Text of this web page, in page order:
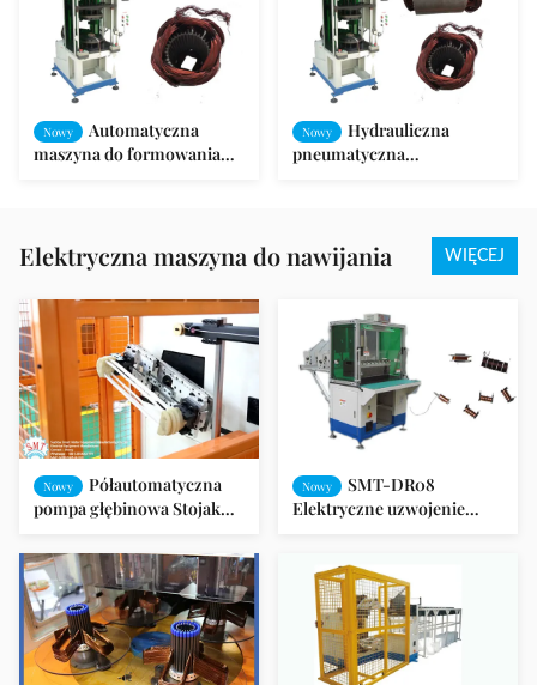
Nowy
Automatyczna
maszyna do formowania
Nowy
Hydrauliczna
pneumatyczna
Elektryczna maszyna do nawijania WIĘCEJ
Nowy
Półautomatyczna
pompa głębinowa Stojak
uzwojenia Maszyna 5,5 kW /
uzwojenie
Nowy
SMT-DR08
Elektryczne uzwojenie